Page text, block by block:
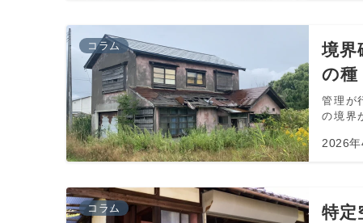
コラム
境界
の種
管理が
の境界
2026
コラム 特定